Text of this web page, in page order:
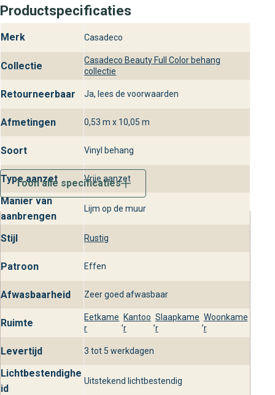
Praktische kenmerken
Beauty Full Color is gemaakt van hoogwaardig
vliesbehang, waardoor je het eenvoudig met plak-en-voor
aanbrengt. Het oppervlak is afwasbaar en goed bestand
tegen dagelijkse vlekken, ideaal voor intensief gebruikte
lang zijn heldere kleur, perfect voor woonvertrekken met
Beleef Beauty Full Color en de volledige Beauty Full Color
collectie bij behangplaza in de winkels. Onze specialisten
helpen je graag bij het vinden van de ideale
stijl en kwaliteit die alleen behangplaza kan bieden.
Productspecificaties
Merk Casadeco
Collectie
Casadeco Beauty Full Color behang
collectie
Retourneerbaar Ja, lees de voorwaarden
Afmetingen 0,53 m x 10,05 m
Soort Vinyl behang
Type aanzet Vrije aanzet
Manier van
aanbrengen
Lijm op de muur
Stijl Rustig
Patroon Effen
Afwasbaarheid Zeer goed afwasbaar
Ruimte
Eetkame
r
,
Kantoo
r
,
Slaapkame
r
,
Woonkame
r
Levertijd 3 tot 5 werkdagen
Lichtbestendighe
id
Uitstekend lichtbestendig
Toon alle specificaties